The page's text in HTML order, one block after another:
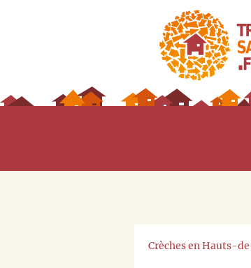
Crèches en Hauts-